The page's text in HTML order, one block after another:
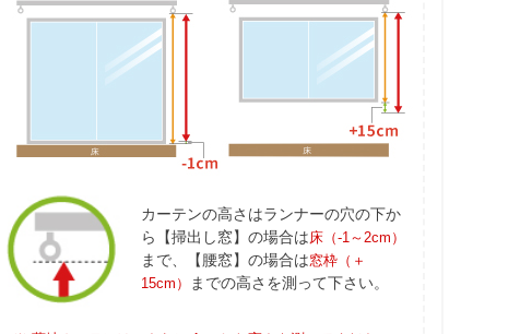
カーテンの高さはランナーの穴の下か
ら【掃出し窓】の場合は床（-1～2cm）
まで、【腰窓】の場合は窓枠（＋
15cm）
までの高さを測って下さい。